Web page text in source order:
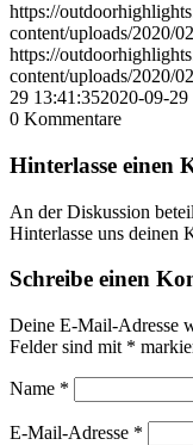
https://
content/uploads/2020/
https://
content/uploads/2020/
29 13:41:352020-09-
0 Kommentare
Hinterlasse einen
An der Diskussion
Hinterlasse uns deinen
Schreibe einen
Deine E-Mail-Adresse
Felder sind mit *
Name *
E-Mail-Adresse *